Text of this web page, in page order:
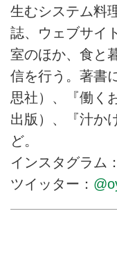
生むシステム料
誌、ウェブサイ
室のほか、食と
信を行う。著書
思社）、『働く
出版）、『汁か
ど。
インスタグラム：
ツイッター：